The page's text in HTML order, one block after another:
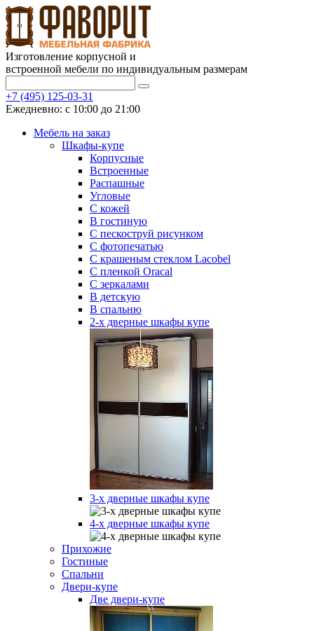
Изготовление корпусной и
встроенной мебели по индивидуальным размерам
+7 (495) 125-03-31
Ежедневно: с 10:00 до 21:00
Мебель на заказ
Шкафы-купе
Корпусные
Встроенные
Распашные
Угловые
С кожей
В гостиную
С пескоструй рисунком
С фотопечатью
С крашеным стеклом Lacobel
С пленкой Oracal
С зеркалами
В детскую
В спальню
2-х дверные шкафы купе
3-х дверные шкафы купе
4-х дверные шкафы купе
Прихожие
Гостиные
Спальни
Двери-купе
Две двери-купе